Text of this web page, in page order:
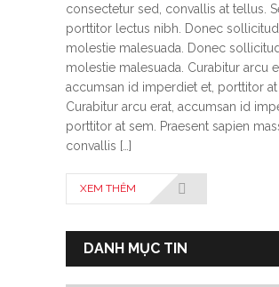
consectetur sed, convallis at tellus.
porttitor lectus nibh. Donec
molestie malesuada. Donec
molestie malesuada. Curabitur arcu
accumsan id imperdiet et, porttitor at
Curabitur arcu erat, accumsan id
porttitor at sem. Praesent sapien
convallis […]
XEM THÊM
DANH MỤC TIN